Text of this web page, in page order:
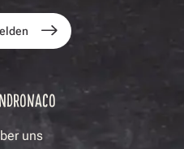
uns